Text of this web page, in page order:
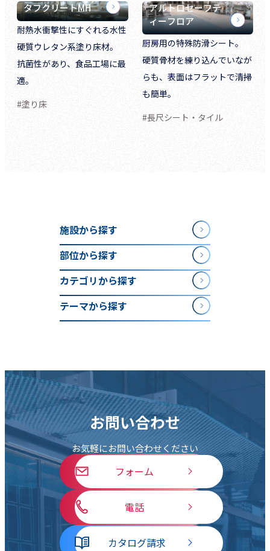
タフクリートMH
耐熱水衝撃性にすぐれる水性
硬質ウレタン系塗り床材。
抗菌性があり、食品工場に最
適。
#塗り床
アルトロセーフテ
ィーフロア
厨房用の特殊防滑シート。
硬質骨材を練り込んでいなが
らも、表面はフラットで清掃
も簡単。
#長尺シート・タイル
施設から探す
部位から探す
カテゴリから探す
テーマから探す
お問い合わせ
お気軽にお問い合わせください
フォーム
電話
カタログ請求